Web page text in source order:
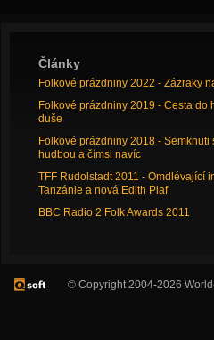
Články
Folkové prázdniny 2022 - Zázraky
Folkové prázdniny 2019 - Cesta do
duše
Folkové prázdniny 2018 - Semknuti
hudbou a čímsi navíc
TFF Rudolstadt 2011 - Omdlévající
Tanzánie a nová Edith Piaf
BBC Radio 2 Folk Awards 2011
© Copyright 2004-2026